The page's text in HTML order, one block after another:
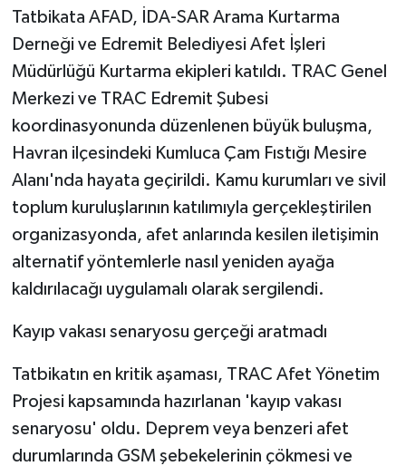
Tatbikata AFAD, İDA-SAR Arama Kurtarma
Derneği ve Edremit Belediyesi Afet İşleri
Müdürlüğü Kurtarma ekipleri katıldı. TRAC Genel
Merkezi ve TRAC Edremit Şubesi
koordinasyonunda düzenlenen büyük buluşma,
Havran ilçesindeki Kumluca Çam Fıstığı Mesire
Alanı'nda hayata geçirildi. Kamu kurumları ve sivil
toplum kuruluşlarının katılımıyla gerçekleştirilen
organizasyonda, afet anlarında kesilen iletişimin
alternatif yöntemlerle nasıl yeniden ayağa
kaldırılacağı uygulamalı olarak sergilendi.
Kayıp vakası senaryosu gerçeği aratmadı
Tatbikatın en kritik aşaması, TRAC Afet Yönetim
Projesi kapsamında hazırlanan 'kayıp vakası
senaryosu' oldu. Deprem veya benzeri afet
durumlarında GSM şebekelerinin çökmesi ve
HABERDE İNSAN
İNSAN
İş Dünyası
Jandarma
KÜLTÜR SANAT
MAGAZİN
Otomobil
POLİTİKA
Sağlık